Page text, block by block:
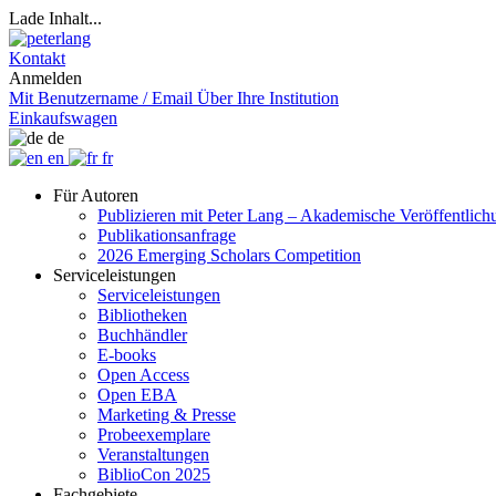
Lade Inhalt...
Kontakt
Anmelden
Mit Benutzername / Email Über Ihre Institution
Einkaufswagen
de
en
fr
Für Autoren
Publizieren mit Peter Lang – Akademische
Publikationsanfrage
2026 Emerging Scholars Competition
Serviceleistungen
Serviceleistungen
Bibliotheken
Buchhändler
E-books
Open Access
Open EBA
Marketing & Presse
Probeexemplare
Veranstaltungen
BiblioCon 2025